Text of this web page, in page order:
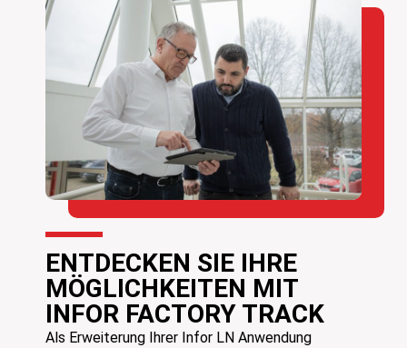
ENTDECKEN SIE IHRE
MÖGLICHKEITEN MIT
INFOR FACTORY TRACK
Als Erweiterung Ihrer Infor LN Anwendung